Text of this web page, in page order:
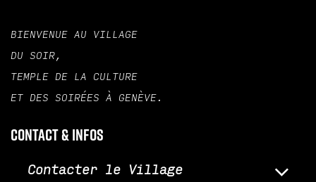
BIENVENUE AU VILLAGE
DU SOIR,
TEMPLE DE LA CULTURE
ET DES SOIRÉES À GENÈVE.
Contact & infos
Contacter le Village